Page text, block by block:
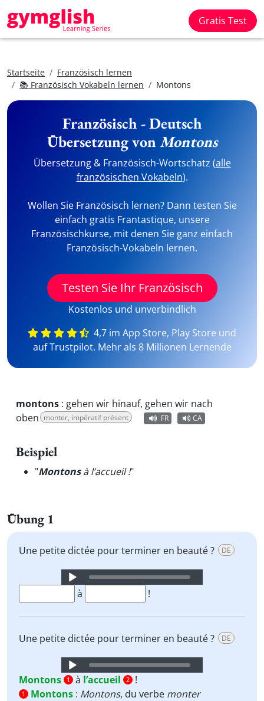
Gratis Test
Startseite
Französisch lernen
📚 Französisch Vokabeln lernen
Montons
Französisch - Deutsch
Übersetzung vonMontons
Übersetzung & Französisch-Wortschatz (alle
französischen Vokabeln).
Wollen Sie Französisch lernen? Dann testen Sie
einfach gratis Frantastique, unsere
Französischkurse, mit denen Sie ganz einfach
Französisch-Vokabeln lernen.
Testen Sie Ihr Französisch
Kostenlos und unverbindlich
4,7 im App Store, Play Store und
auf Trustpilot. Mehr als 8 Millionen Lernende
montons : gehen wir hinauf, gehen wir nach
oben monter, impératif présent FR CA
Beispiel
"Montonsà l’accueil !"
Übung 1
Une petite dictée pour terminer en beauté ? DE
Audio
Player
à !
Une petite dictée pour terminer en beauté ? DE
Audio
Player
Montons 1 à l’accueil 2 !
1 Montons : Montons, du verbe monter